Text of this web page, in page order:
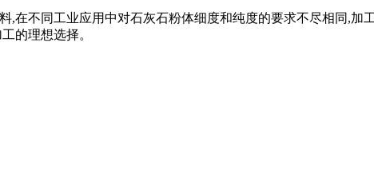
,在不同工业应用中对石灰石粉体细度和纯度的要求不尽相同,
的理想选择。